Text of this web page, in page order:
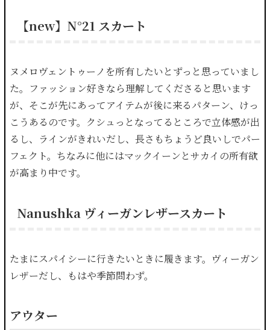
【new】N°21 スカート
ヌメロヴェントゥーノを所有したいとずっと思っていまし
た。ファッション好きなら理解してくださると思います
が、そこが先にあってアイテムが後に来るパターン、けっ
こうあるのです。クシュっとなってるところで立体感が出
るし、ラインがきれいだし、長さもちょうど良いしでパー
フェクト。ちなみに他にはマックイーンとサカイの所有欲
が高まり中です。
Nanushka ヴィーガンレザースカート
たまにスパイシーに行きたいときに履きます。ヴィーガン
レザーだし、もはや季節問わず。
アウター